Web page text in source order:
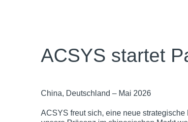
ACSYS startet
China, Deutschland – Mai 2026
ACSYS freut sich, eine neue